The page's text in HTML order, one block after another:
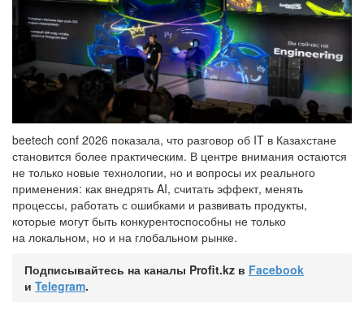
beetech conf 2026 показала, что разговор об IT в Казахстане
становится более практическим. В центре внимания остаются
не только новые технологии, но и вопросы их реального
применения: как внедрять AI, считать эффект, менять
процессы, работать с ошибками и развивать продукты,
которые могут быть конкурентоспособны не только
на локальном, но и на глобальном рынке.
Подписывайтесь на каналы Profit.kz в Facebook
и Telegram.